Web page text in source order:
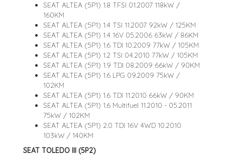
SEAT ALTEA (5P1) 1.8 TFSI 01.2007 118kW /
160KM
SEAT ALTEA (5P1) 1.4 TSI 11.2007 92kW / 125KM
SEAT ALTEA (5P1) 1.4 16V 05.2006 63kW / 86KM
SEAT ALTEA (5P1) 1.6 TDI 10.2009 77kW / 105KM
SEAT ALTEA (5P1) 1.2 TSI 04.2010 77kW / 105KM
SEAT ALTEA (5P1) 1.9 TDI 08.2009 66kW / 90KM
SEAT ALTEA (5P1) 1.6 LPG 09.2009 75kW /
102KM
SEAT ALTEA (5P1) 1.6 TDI 11.2010 66kW / 90KM
SEAT ALTEA (5P1) 1.6 Multifuel 11.2010 - 05.2011
75kW / 102KM
SEAT ALTEA (5P1) 2.0 TDI 16V 4WD 10.2010
103kW / 140KM
SEAT TOLEDO III (5P2)